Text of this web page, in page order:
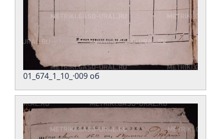
01_674_1_10_·009 об